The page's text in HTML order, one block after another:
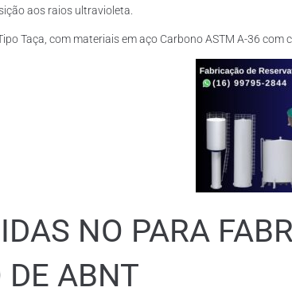
aos raios ultravioleta.
Taça, com materiais em aço Carbono ASTM A-36 com
NO PARA
DE ABNT